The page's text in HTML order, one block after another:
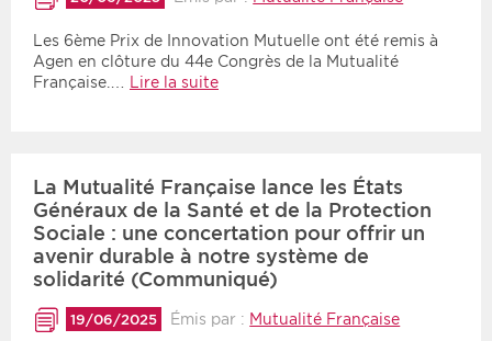
Les 6ème Prix de Innovation Mutuelle ont été remis à
Agen en clôture du 44e Congrès de la Mutualité
Française.…
Lire la suite
La Mutualité Française lance les États
Généraux de la Santé et de la Protection
Sociale : une concertation pour offrir un
avenir durable à notre système de
solidarité (Communiqué)
19/06/2025 Émis par : Mutualité Française